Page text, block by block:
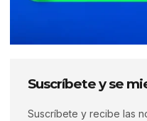
Suscríbete y se
Suscríbete y recibe las